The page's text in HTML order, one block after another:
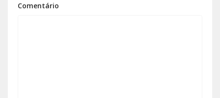
Comentário